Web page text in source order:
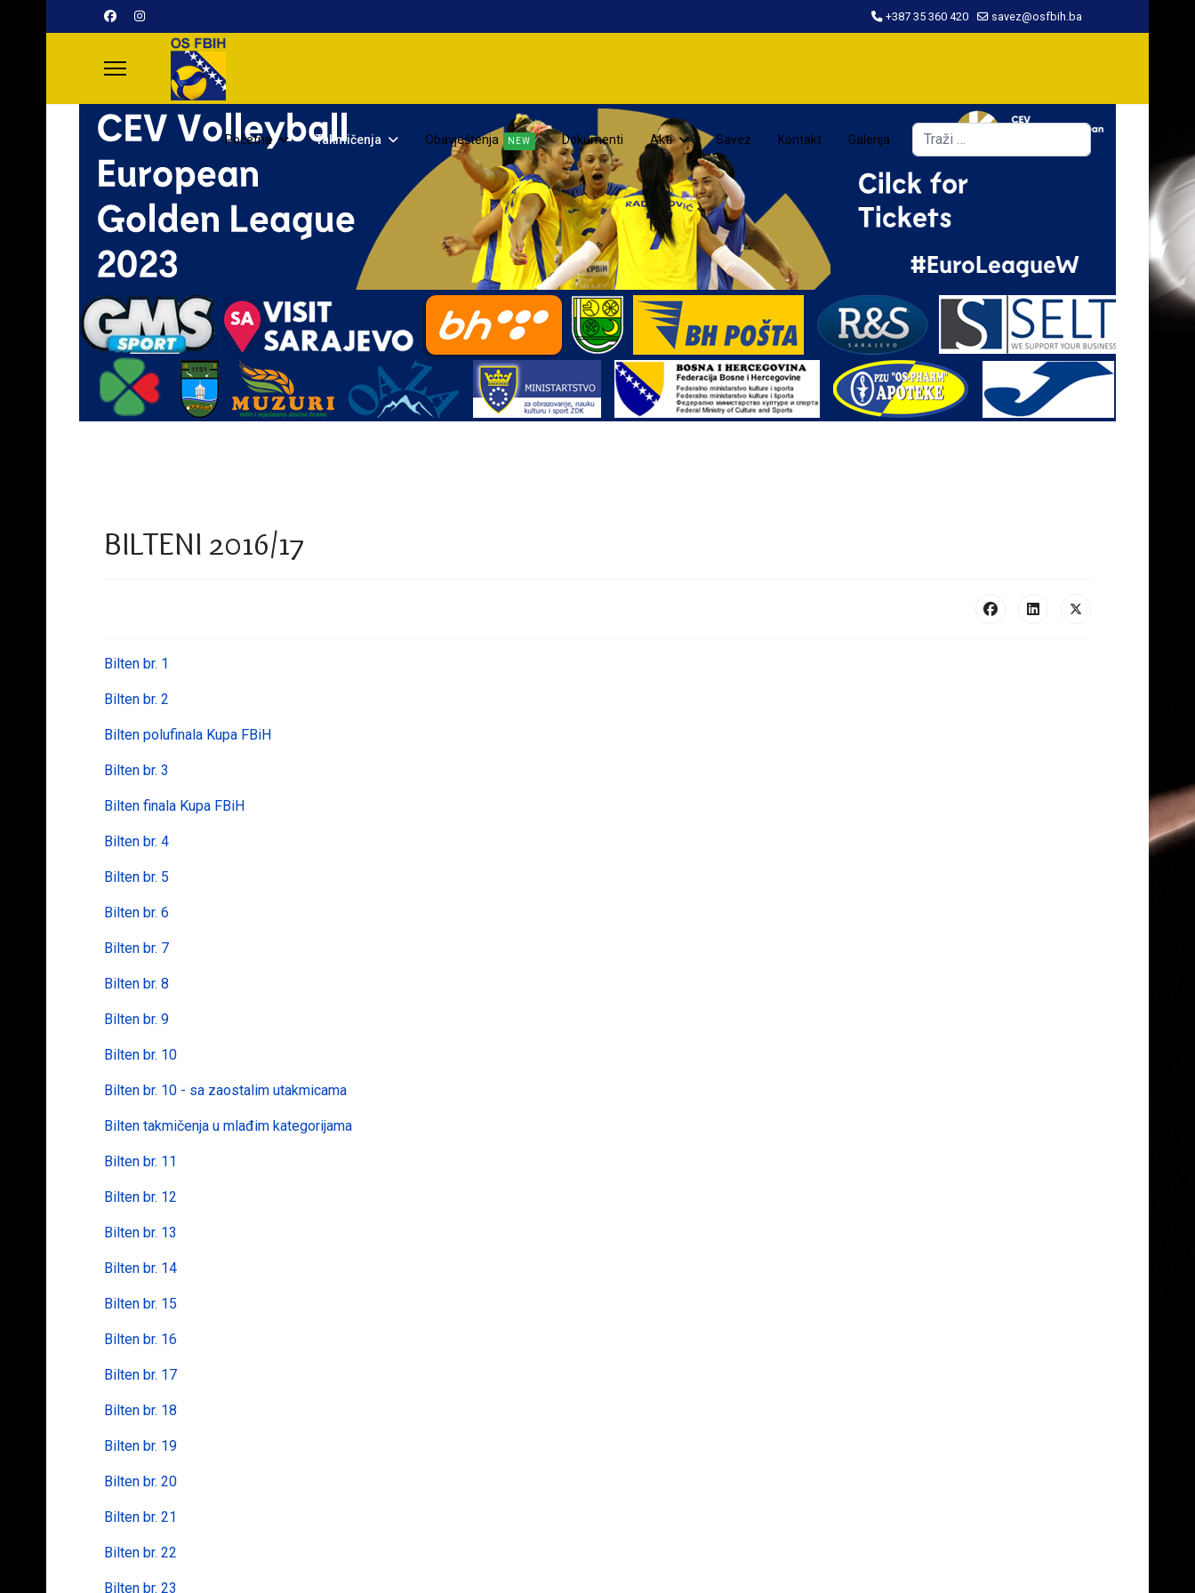
+387 35 360 420 savez@osfbih.ba
Početna Takmičenja Obavještenja NEW Dokumenti Akti Savez Kontakt Galerija Traži
BILTENI 2016/17
Bilten br. 1
Bilten br. 2
Bilten polufinala Kupa FBiH
Bilten br. 3
Bilten finala Kupa FBiH
Bilten br. 4
Bilten br. 5
Bilten br. 6
Bilten br. 7
Bilten br. 8
Bilten br. 9
Bilten br. 10
Bilten br. 10 - sa zaostalim utakmicama
Bilten takmičenja u mlađim kategorijama
Bilten br. 11
Bilten br. 12
Bilten br. 13
Bilten br. 14
Bilten br. 15
Bilten br. 16
Bilten br. 17
Bilten br. 18
Bilten br. 19
Bilten br. 20
Bilten br. 21
Bilten br. 22
Bilten br. 23